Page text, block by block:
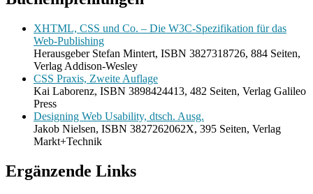
XHTML, CSS und Co. – Die W3C-Spezifikation für das
Web-Publishing
Herausgeber Stefan Mintert, ISBN 3827318726, 884 Seiten,
Verlag Addison-Wesley
CSS Praxis, Zweite Auflage
Kai Laborenz, ISBN 3898424413, 482 Seiten, Verlag Galileo
Press
Designing Web Usability, dtsch. Ausg.
Jakob Nielsen, ISBN 3827262062X, 395 Seiten, Verlag
Markt+Technik
Ergänzende Links